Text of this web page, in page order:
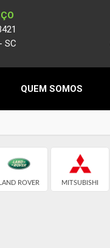
SC
QUEM SOMOS
LAND ROVER MITSUBISHI